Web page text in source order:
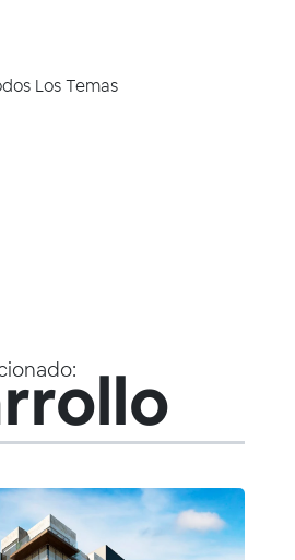
Los Temas